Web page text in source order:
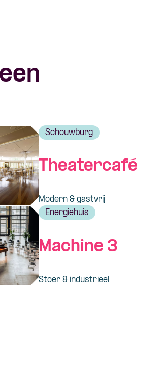
Schouwburg
Theatercafé
Modern & gastvrij
Energiehuis
Machine 3
Stoer & industrieel